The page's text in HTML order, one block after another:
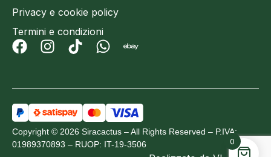
Privacy e cookie policy
Termini e condizioni
Copyright © 2026 Siracactus – All Rights Reserved – P.IVA:
01989370893 – RUOP: IT-19-3506
0